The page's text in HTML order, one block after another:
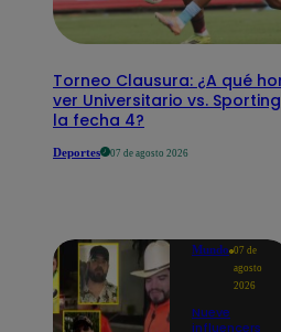
Torneo Clausura: ¿A qué
ver Universitario vs.
la fecha 4?
Deportes 07 de agosto 2026
Mundo 07 de
agosto
2026
Nueve
influencers